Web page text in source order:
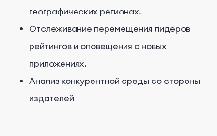
географических регионах.
Отслеживание перемещения лидеров
рейтингов и оповещения о новых
приложениях.
Анализ конкурентной среды со стороны
издателей